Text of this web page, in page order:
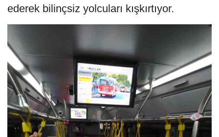
ederek bilinçsiz yolcuları kışkırtıyor.